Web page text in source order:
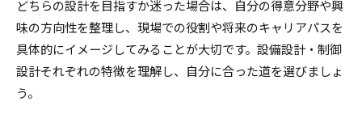
どちらの設計を目指すか迷った場合は、自分の得意分野や興
味の方向性を整理し、現場での役割や将来のキャリアパスを
具体的にイメージしてみることが大切です。設備設計・制御
設計それぞれの特徴を理解し、自分に合った道を選びましょ
う。